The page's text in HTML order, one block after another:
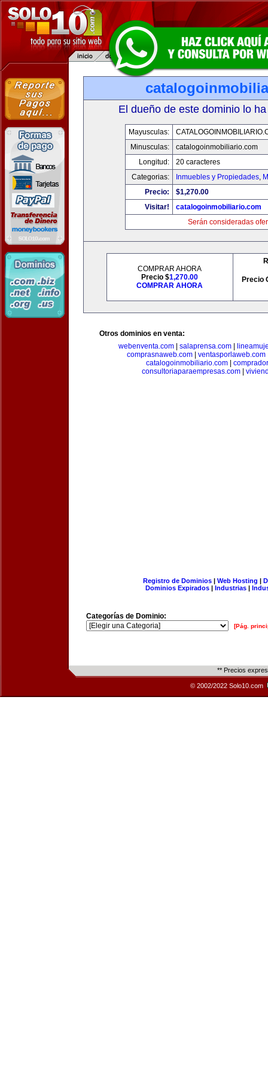
El dueño de este dominio lo
Mayusculas:
Minusculas:
catalogoinmobiliario.com
Longitud:
20 caracteres
Categorias:
Inmuebles y Propiedades,
Precio:
$1,270.00
Visitar!
catalogoinmobiliario.com
Serán consideradas
COMPRAR AHORA
Precio $1,270.00
COMPRAR AHORA
Precio
Otros dominios en venta:
webenventa.com
salaprensa.com
comprasnaweb.com
ventasporlaweb.com
catalogoinmobiliario.com|
consultoriaparaempresas.com|
Registro de Dominios| Web Hosting |
Dominios Expirados | Industrias |
Categorías de Dominio:
[Pág.
** Precios
© 2002/2022 Solo10.com